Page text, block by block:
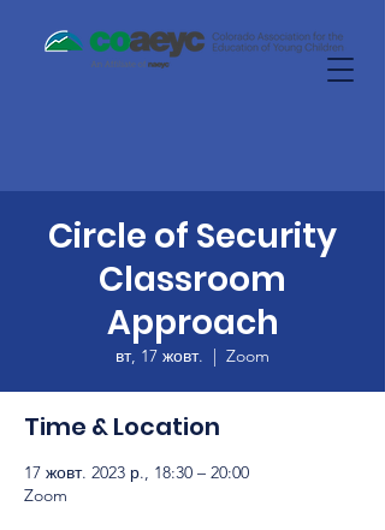
Circle of Security
Classroom
Approach
вт, 17 жовт.
  |
Zoom
Time & Location
17 жовт. 2023 р., 18:30 – 20:00
Zoom